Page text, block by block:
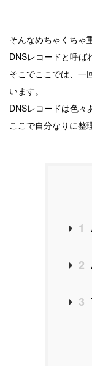
そんなめちゃくちゃ
DNSレコードと呼ば
そこでここでは、一
います。
DNSレコードは色々
ここで自分なりに整
1
2
3